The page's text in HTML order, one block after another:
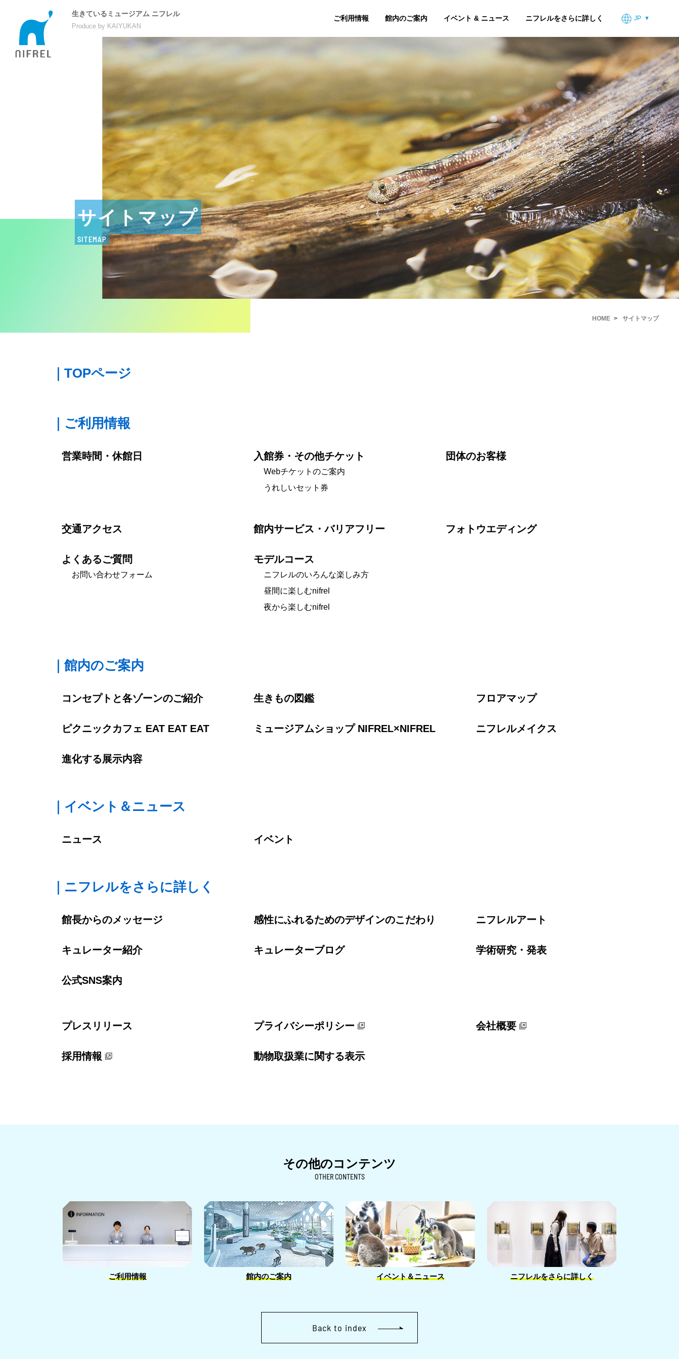
生きているミュージアム ニフレル
Produce by KAIYUKAN
JP
ご利用情報 館内のご案内 イベント & ニュース ニフレルをさらに詳しく
サイトマップ
SITEMAP
HOME サイトマップ
｜TOPページ
｜ご利用情報
営業時間・休館日 入館券・その他チケット
Webチケットのご案内
うれしいセット券
団体のお客様
交通アクセス 館内サービス・バリアフリー フォトウエディング
よくあるご質問
お問い合わせフォーム
モデルコース
ニフレルのいろんな楽しみ方
昼間に楽しむnifrel
夜から楽しむnifrel
｜館内のご案内
コンセプトと各ゾーンのご紹介 生きもの図鑑 フロアマップ
ピクニックカフェ EAT EAT EAT ミュージアムショップ NIFREL×NIFREL ニフレルメイクス
進化する展示内容
｜イベント＆ニュース
ニュース イベント
｜ニフレルをさらに詳しく
館長からのメッセージ 感性にふれるためのデザインのこだわり ニフレルアート
キュレーター紹介 キュレーターブログ 学術研究・発表
公式SNS案内
プレスリリース プライバシーポリシー 会社概要
採用情報 動物取扱業に関する表示
その他のコンテンツ
OTHER CONTENTS
ご利用情報 館内のご案内 イベント＆ニュース ニフレルをさらに詳しく
Back to index